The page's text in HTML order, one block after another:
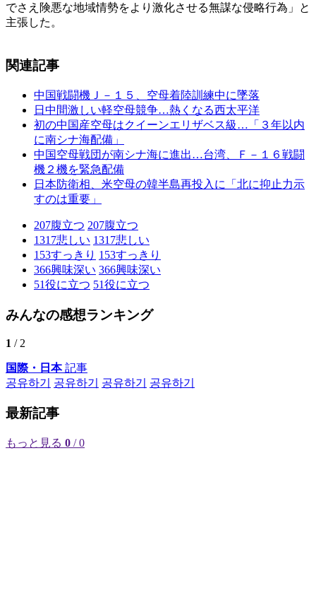
でさえ険悪な地域情勢をより激化させる無謀な侵略行為」と
主張した。
関連記事
中国戦闘機Ｊ－１５、空母着陸訓練中に墜落
日中間激しい軽空母競争…熱くなる西太平洋
初の中国産空母はクイーンエリザベス級…「３年以内
に南シナ海配備」
中国空母戦団が南シナ海に進出…台湾、Ｆ－１６戦闘
機２機を緊急配備
日本防衛相、米空母の韓半島再投入に「北に抑止力示
すのは重要」
207腹立つ 207腹立つ
1317悲しい 1317悲しい
153すっきり 153すっきり
366興味深い 366興味深い
51役に立つ 51役に立つ
みんなの感想ランキング
1 / 2
国際・日本記事
공유하기
공유하기 공유하기 공유하기
最新記事
もっと見る 0 / 0